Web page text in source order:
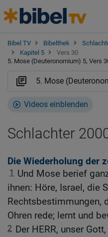
Bibel TV Bibelthek
Kapitel 5
Vers 30
5. Mose (Deuteronomium) 5, Vers
Videos einblenden
Schlachter
Die Wiederholung der
1
Und Mose berief
ihnen: Höre, Israel, die
Rechtsbestimmungen,
Ohren rede; lernt und
2 Der HERR, unser